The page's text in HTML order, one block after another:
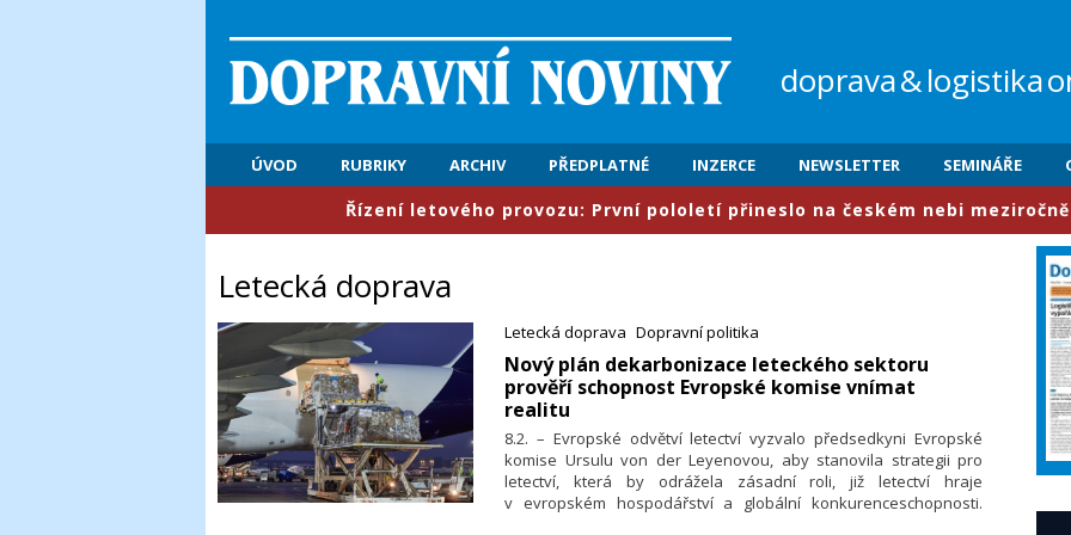
doprava&logistika
ÚVOD RUBRIKY ARCHIV PŘEDPLATNÉ INZERCE NEWSLETTER SEMINÁŘE
​Řízení letového provozu: První pololetí přineslo na českém nebi meziročně nárůst
Letecká doprava
Letecká doprava Dopravní politika
​Nový plán dekarbonizace leteckého sektoru
prověří schopnost Evropské komise vnímat
realitu
8.2. – Evropské odvětví letectví vyzvalo předsedkyni Evropské
komise Ursulu von der Leyenovou, aby stanovila strategii pro
letectví, která by odrážela zásadní roli, již letectví hraje
v evropském hospodářství a globální konkurenceschop­nosti.